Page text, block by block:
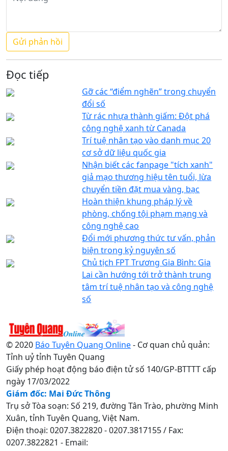
Đọc tiếp
Gỡ các “điểm nghẽn” trong chuyển
đổi số
Từ rác nhựa thành giấm: Đột phá
công nghệ xanh từ Canada
Trí tuệ nhân tạo vào danh mục 20
cơ sở dữ liệu quốc gia
Nhận biết các fanpage "tích xanh"
giả mạo thương hiệu tên tuổi, lừa
chuyển tiền đặt mua vàng, bạc
Hoàn thiện khung pháp lý về
phòng, chống tội phạm mạng và
công nghệ cao
Đổi mới phương thức tư vấn, phản
biện trong kỷ nguyên số
Chủ tịch FPT Trương Gia Bình: Gia
Lai cần hướng tới trở thành trung
tâm trí tuệ nhân tạo và công nghệ
số
© 2020 Báo Tuyên Quang Online- Cơ quan chủ quản:
Tỉnh uỷ tỉnh Tuyên Quang
Giấy phép hoạt động báo điện tử số 140/GP-BTTTT cấp
ngày 17/03/2022
Giám đốc: Mai Đức Thông
Trụ sở Tòa soạn: Số 219, đường Tân Trào, phường Minh
Xuân, tỉnh Tuyên Quang, Việt Nam.
Điện thoại: 0207.3822820 - 0207.3817155 / Fax:
0207.3822821 - Email: